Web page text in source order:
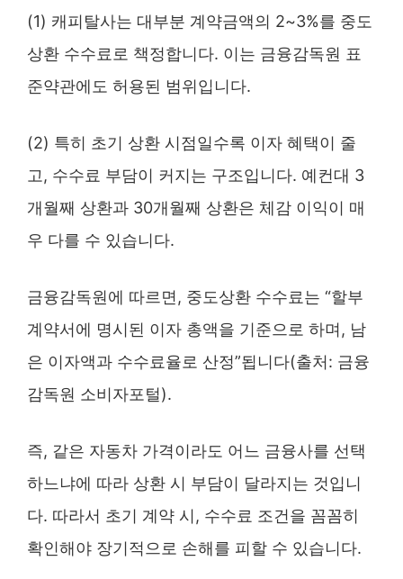
(1) 캐피탈사는 대부분 계약금액의 2~3%를 중도
상환 수수료로 책정합니다. 이는 금융감독원 표
준약관에도 허용된 범위입니다.
(2) 특히 초기 상환 시점일수록 이자 혜택이 줄
고, 수수료 부담이 커지는 구조입니다. 예컨대 3
개월째 상환과 30개월째 상환은 체감 이익이 매
우 다를 수 있습니다.
금융감독원에 따르면, 중도상환 수수료는 “할부
계약서에 명시된 이자 총액을 기준으로 하며, 남
은 이자액과 수수료율로 산정”됩니다(출처: 금융
감독원 소비자포털).
즉, 같은 자동차 가격이라도 어느 금융사를 선택
하느냐에 따라 상환 시 부담이 달라지는 것입니
다. 따라서 초기 계약 시, 수수료 조건을 꼼꼼히
확인해야 장기적으로 손해를 피할 수 있습니다.